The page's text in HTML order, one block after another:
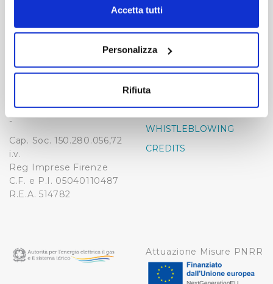
modificare o revocare il proprio consenso in qualsiasi
momento dalla Dichiarazione sui cookie o facendo clic
Con il tuo consenso, vorremmo anche:
raccogliere informazioni sulla tua posizione
Identificare il tuo dispositivo, scansionandolo
attivamente alla ricerca di caratteristiche specifiche
Approfondisci come vengono elaborati i tuoi dati personali
e imposta le tue preferenze nella
Utilizziamo dei cookie tecnici necessari per rendere
fruibile il sito web abilitandone funzionalità di base quali
la navigazione sulle pagine e l'accesso alle aree
Accetta tutti
Personalizza
Rifiuta
50126 Fi
-
Cap. Soc. 150.280.056,72
i.v.
Reg Imprese Firenze
C.F. e P.I. 05040110487
R.E.A. 514782
-
FAQ
PRIVACY POLICY
NOTE LEGALI
COOKIE
WHISTLEBLOWING
CREDITS
Attuazione Misure PNRR